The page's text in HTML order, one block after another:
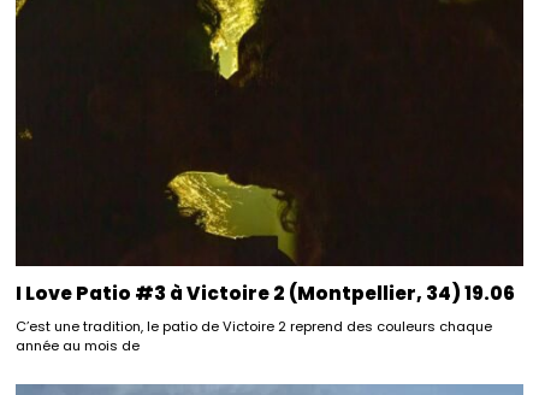
I Love Patio #3 à Victoire 2 (Montpellier, 34) 19.06
C’est une tradition, le patio de Victoire 2 reprend des couleurs chaque
année au mois de